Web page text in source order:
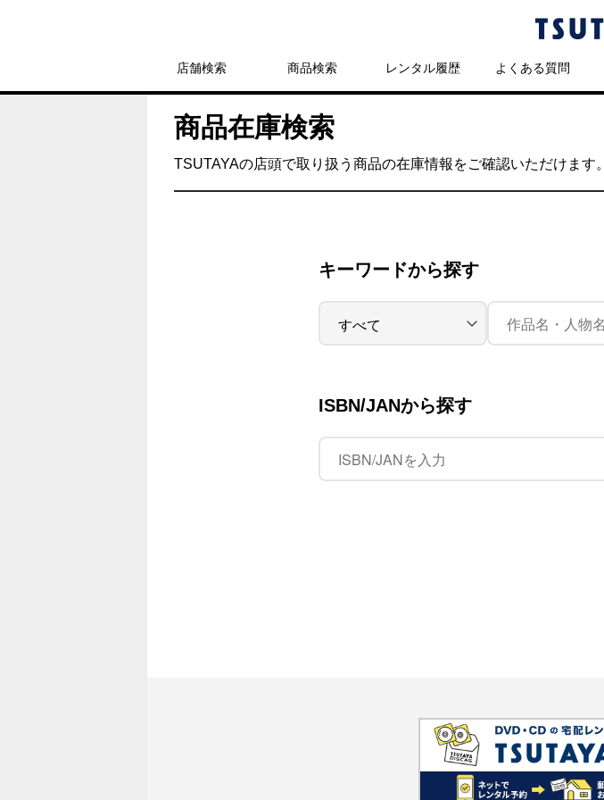
店舗検索 商品検索 レンタル履歴 よくある質問
商品在庫検索
TSUTAYAの店頭で取り扱う商品の在庫情報をご確認いただけます。
キーワードから探す
ISBN/JANから探す